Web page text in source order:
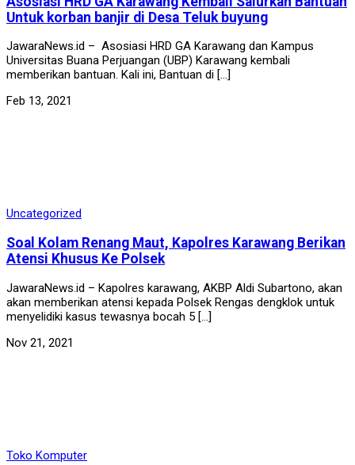
Untuk korban banjir di Desa Teluk buyung
JawaraNews.id – Asosiasi HRD GA Karawang dan Kampus
Universitas Buana Perjuangan (UBP) Karawang kembali
memberikan bantuan. Kali ini, Bantuan di […]
Feb 13, 2021
Uncategorized
Soal Kolam Renang Maut, Kapolres Karawang Berikan
Atensi Khusus Ke Polsek
JawaraNews.id – Kapolres karawang, AKBP Aldi Subartono, akan
akan memberikan atensi kepada Polsek Rengas dengklok untuk
menyelidiki kasus tewasnya bocah 5 […]
Nov 21, 2021
Toko Komputer